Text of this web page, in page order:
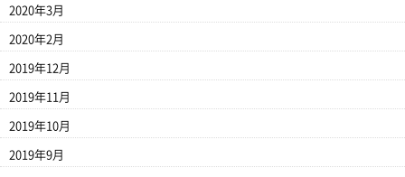
2020年3月
2020年2月
2019年12月
2019年11月
2019年10月
2019年9月